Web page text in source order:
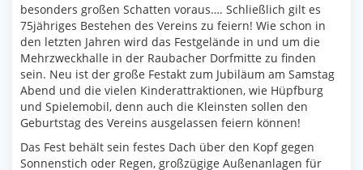
besonders großen Schatten voraus…. Schließlich gilt es
75jähriges Bestehen des Vereins zu feiern! Wie schon in
den letzten Jahren wird das Festgelände in und um die
Mehrzweckhalle in der Raubacher Dorfmitte zu finden
sein. Neu ist der große Festakt zum Jubiläum am Samstag
Abend und die vielen Kinderattraktionen, wie Hüpfburg
und Spielemobil, denn auch die Kleinsten sollen den
Geburtstag des Vereins ausgelassen feiern können!
Das Fest behält sein festes Dach über den Kopf gegen
Sonnenstich oder Regen, großzügige Außenanlagen für